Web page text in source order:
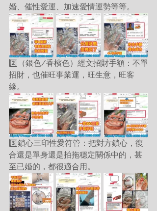
婚、催性愛運、加速愛情運勢等等。
2️⃣（銀色/香檳色）經文招財手額：不單
招財，也催旺事業運，旺生意，旺客
緣。
3️⃣鎖心三印性愛符管：把對方鎖心，復
合還是單身還是拍拖穩定關係中的，甚
至已婚的，都很適合用。